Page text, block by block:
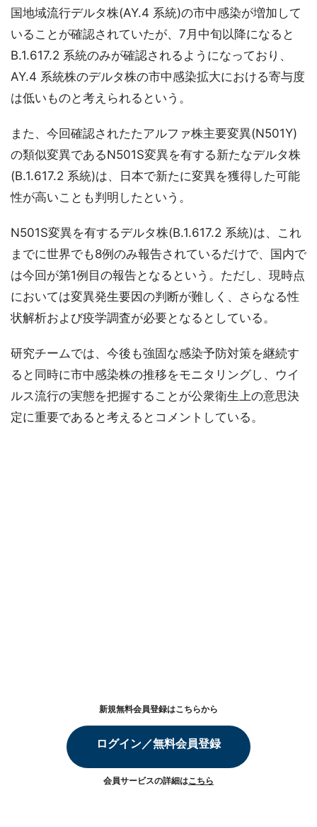
国地域流行デルタ株(AY.4 系統)の市中感染が増加して
いることが確認されていたが、7月中旬以降になると
B.1.617.2 系統のみが確認されるようになっており、
AY.4 系統株のデルタ株の市中感染拡大における寄与度
は低いものと考えられるという。
また、今回確認されたたアルファ株主要変異(N501Y)
の類似変異であるN501S変異を有する新たなデルタ株
(B.1.617.2 系統)は、日本で新たに変異を獲得した可能
性が高いことも判明したという。
N501S変異を有するデルタ株(B.1.617.2 系統)は、これ
までに世界でも8例のみ報告されているだけで、国内で
は今回が第1例目の報告となるという。ただし、現時点
においては変異発生要因の判断が難しく、さらなる性
状解析および疫学調査が必要となるとしている。
研究チームでは、今後も強固な感染予防対策を継続す
ると同時に市中感染株の推移をモニタリングし、ウイ
ルス流行の実態を把握することが公衆衛生上の意思決
定に重要であると考えるとコメントしている。
新規無料会員登録はこちらから
ログイン／無料会員登録
会員サービスの詳細はこちら